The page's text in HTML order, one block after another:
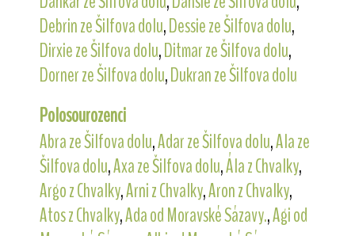
Debrin ze Šilfova dolu,Dessie ze Šilfova dolu,
Dirxie ze Šilfova dolu,Ditmar ze Šilfova dolu,
Dorner ze Šilfova dolu,Dukran ze Šilfova dolu
Polosourozenci
Abra ze Šilfova dolu,Adar ze Šilfova dolu,Ala ze
Šilfova dolu,Axa ze Šilfova dolu,Ála z Chvalky,
Argo z Chvalky,Arni z Chvalky,Aron z Chvalky,
Atos z Chvalky,Ada od Moravské Sázavy.,Agi od